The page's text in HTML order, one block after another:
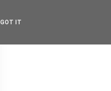
GOT IT